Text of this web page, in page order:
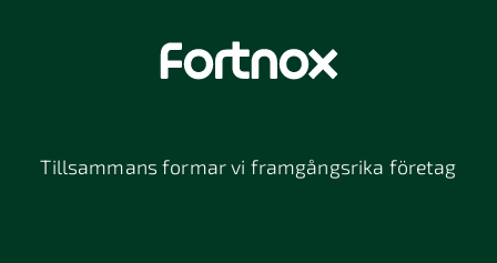
Tillsammans formar vi framgångsrika företag